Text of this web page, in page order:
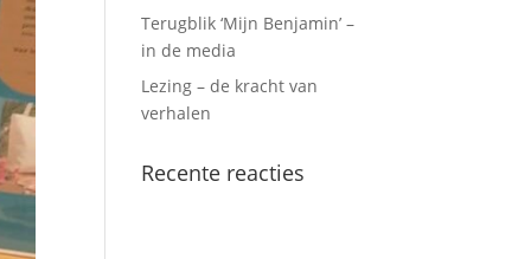
Terugblik ‘Mijn Benjamin’ –
in de media
Lezing – de kracht van
verhalen
Recente reacties